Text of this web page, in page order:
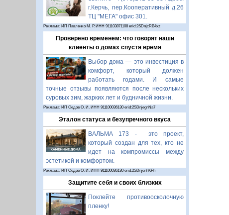
г.Керчь, пер.Кооперативный д.26
ТЦ "МЕГА" офис 301.
Реклама: ИП Павленко М. Р. ИНН 911103871108 erid:2SDnjcRB4xz
Проверено временем: что говорят наши
клиенты о домах спустя время
Выбор дома — это инвестиция в
комфорт, который должен
работать годами. И самые
точные отзывы появляются после нескольких
суровых зим, жарких лет и будничной жизни.
Реклама: ИП Седов О. И. ИНН 911100036130 erid:2SDnjegnNa7
Эталон статуса и безупречного вкуса
ВАЛЬМА 173 - это проект,
который создан для тех, кто не
идет на компромиссы между
эстетикой и комфортом.
Реклама: ИП Седов О. И. ИНН 911100036130 erid:2SDnjenhKFh
Защитите себя и своих близких
Поклейте противоосколочную
пленку!